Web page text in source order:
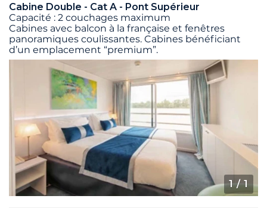
Cabine Double - Cat A - Pont Supérieur
Capacité : 2 couchages maximum
Cabines avec balcon à la française et fenêtres
panoramiques coulissantes. Cabines bénéficiant
d’un emplacement “premium”.
1/ 1